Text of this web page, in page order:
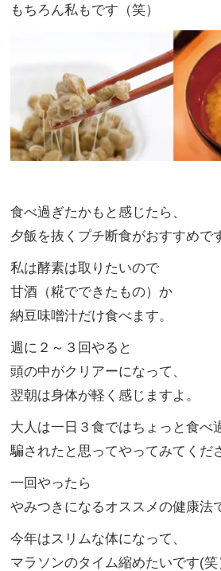
もちろん私もです（笑）
食べ過ぎたかもと感じたら、
夕飯を抜くプチ断食がおすすめで
私は酵素は取りたいので
甘酒（糀でできたもの）か
納豆味噌汁だけ食べます。
週に２～３回やると
頭の中がクリアーになって、
翌朝は身体が軽く感じますよ。
大人は一日３食ではちょっと食べ
騙されたと思ってやってみてくだ
一回やったら
やみつきになるオススメの健康法
今年はスリムな体になって、
マラソンのタイム縮めたいです(笑